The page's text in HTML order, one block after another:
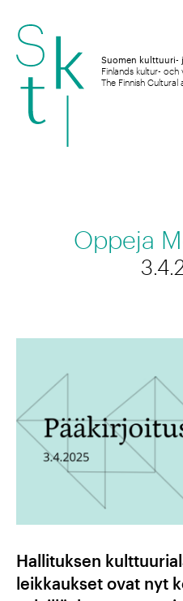
Hyppää
sisältöön
Suomen kulttuuri-
Finlands kultur-
The Finnish
Oppeja
Hallituksen
leikkaukset ovat nyt